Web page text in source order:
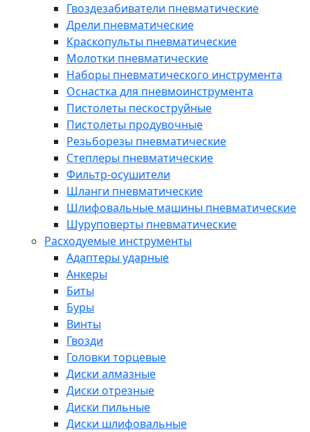
Гвоздезабиватели пневматические
Дрели пневматические
Краскопульты пневматические
Молотки пневматические
Наборы пневматического инструмента
Оснастка для пневмоинструмента
Пистолеты пескоструйные
Пистолеты продувочные
Резьборезы пневматические
Степлеры пневматические
Фильтр-осушители
Шланги пневматические
Шлифовальные машины пневматические
Шуруповерты пневматические
Расходуемые инструменты
Адаптеры ударные
Анкеры
Биты
Буры
Винты
Гвозди
Головки торцевые
Диски алмазные
Диски отрезные
Диски пильные
Диски шлифовальные